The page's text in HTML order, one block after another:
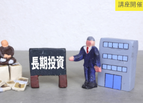
講座開催